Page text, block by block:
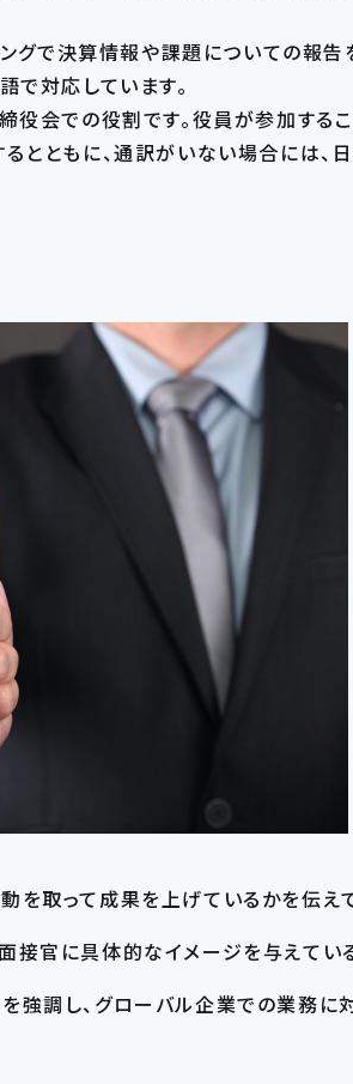
グで決算情報や課題についての報告
で対応しています。
会での役割です。役員が参加する
ともに、通訳がいない場合には、
を取って成果を上げているかを伝え
接官に具体的なイメージを与えてい
強調し、グローバル企業での業務に